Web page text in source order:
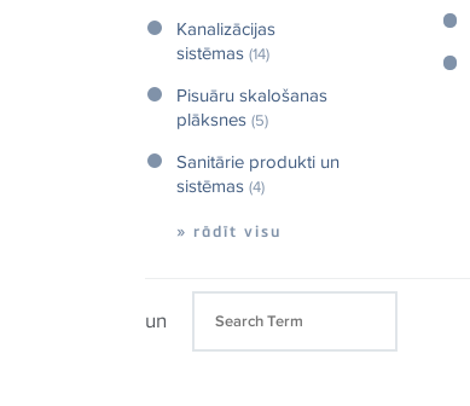
Kanalizācijas
sistēmas (14)
Pisuāru skalošanas
plāksnes (5)
Sanitārie produkti un
sistēmas (4)
» rādīt visu
un